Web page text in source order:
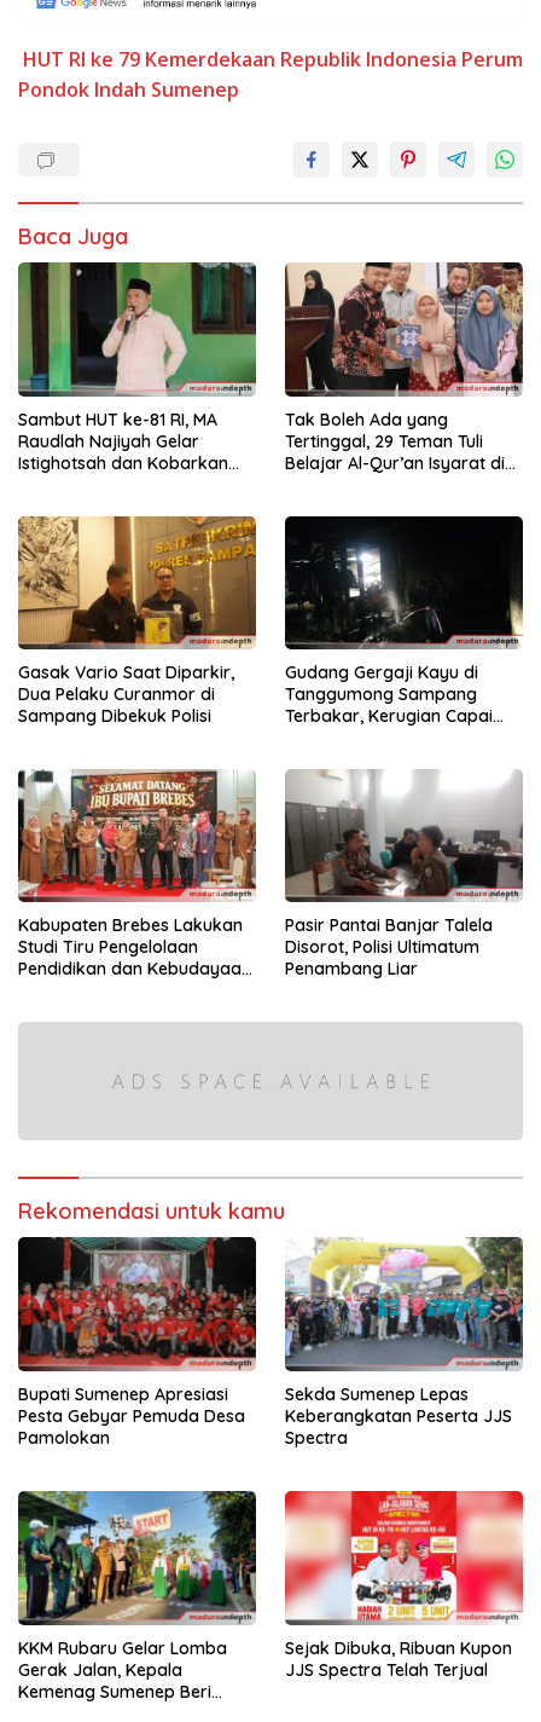
HUT RI ke 79 Kemerdekaan Republik Indonesia Perum
Pondok Indah Sumenep
Baca Juga
Sambut HUT ke-81 RI, MA
Raudlah Najiyah Gelar
Istighotsah dan Kobarkan
Tak Boleh Ada yang
Tertinggal, 29 Teman Tuli
Belajar Al-Qur’an Isyarat di
Gasak Vario Saat Diparkir,
Dua Pelaku Curanmor di
Sampang Dibekuk Polisi
Gudang Gergaji Kayu di
Tanggumong Sampang
Terbakar, Kerugian Capai
Kabupaten Brebes Lakukan
Studi Tiru Pengelolaan
Pendidikan dan Kebudayaan
Pasir Pantai Banjar Talela
Disorot, Polisi Ultimatum
Penambang Liar
Rekomendasi untuk kamu
Bupati Sumenep Apresiasi
Pesta Gebyar Pemuda Desa
Pamolokan
Sekda Sumenep Lepas
Keberangkatan Peserta JJS
Spectra
KKM Rubaru Gelar Lomba
Gerak Jalan, Kepala
Kemenag Sumenep Beri
Sejak Dibuka, Ribuan Kupon
JJS Spectra Telah Terjual